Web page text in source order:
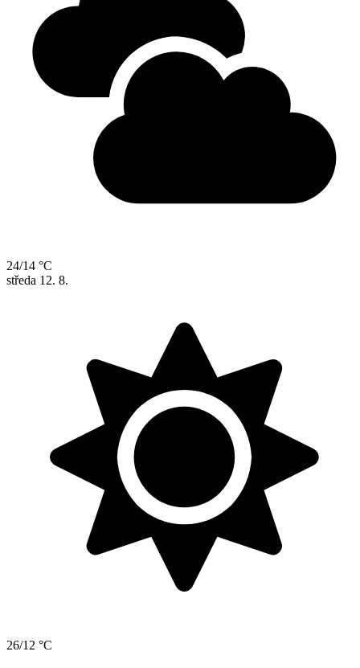
24/14 °C
středa 12. 8.
26/12 °C